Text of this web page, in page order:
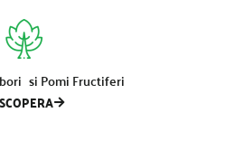
si Pomi Fructiferi